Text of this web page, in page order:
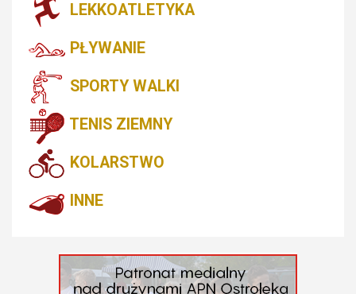
LEKKOATLETYKA
PŁYWANIE
SPORTY WALKI
TENIS ZIEMNY
KOLARSTWO
INNE